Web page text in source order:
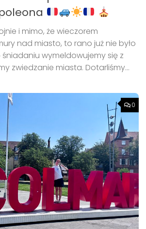
i mimo, że wieczorem
nad miasto, to rano już nie było
wymeldowujemy się z
zwiedzanie miasta. Dotarliśmy...
0